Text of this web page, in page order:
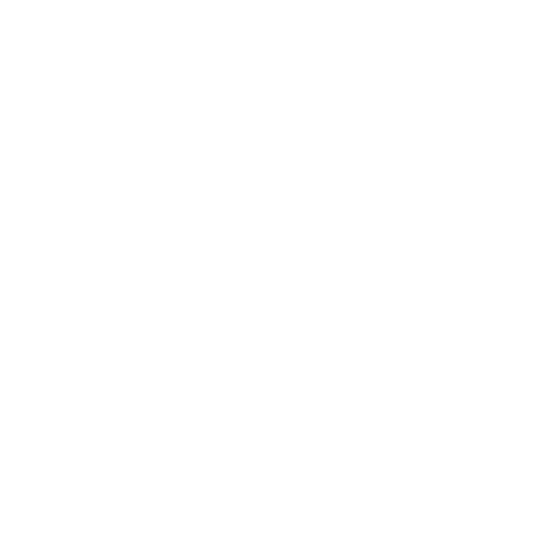
Financieras Interbancarias Mundiales"), una red
por letras y números. El BIC es necesario para
casos, optan tener un código SWIFT específico para
XXX, se refiere a la sede bancaria central. Si no, se
la cuenta de su destinatario y anular el pago.
y pedir que se anule la transferencia.